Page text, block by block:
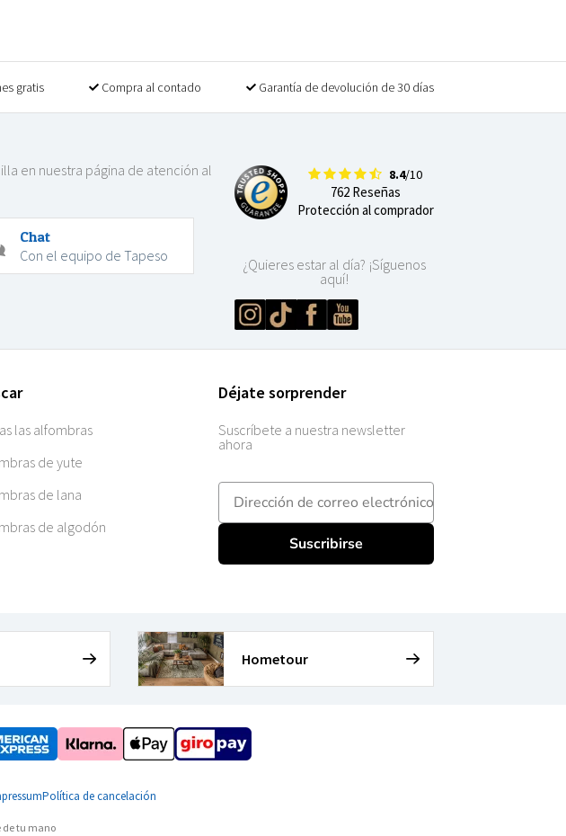
gratis Compra al contado Garantía de devolución de 30 días
en nuestra página de atención al
Chat
Con el equipo de Tapeso
8.4/10
762 Reseñas
Protección al comprador
¿Quieres estar al día? ¡Síguenos
aquí!
las alfombras
de yute
de lana
de algodón
Déjate sorprender
Suscríbete a nuestra newsletter
ahora
E-mailadres
Suscribirse
Hometour
Política de cancelación
de tu mano